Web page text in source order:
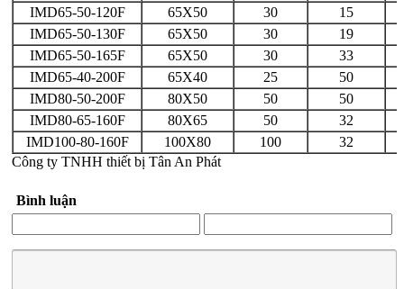
IMD65-50-120F 65X50 30
15
IMD65-50-130F
65X50 30
19
IMD65-50-165F
65X50 30
33
IMD65-40-200F
65X40 25
50
IMD80-50-200F
80X50 50 50
IMD80-65-160F
80X65 50
32
IMD100-80-160F
100X80 100 32
Công ty TNHH thiết bị Tân An Phát
Bình luận